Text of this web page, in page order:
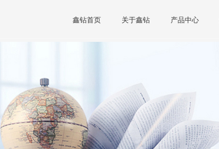
鑫钻首页 关于鑫钻 产品中心